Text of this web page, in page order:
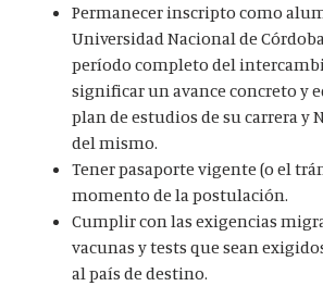
Permanecer inscripto como
Universidad Nacional de
período completo del
significar un avance concreto y
plan de estudios de su carrera y
del mismo.
Tener pasaporte vigente (o el
momento de la postulación.
Cumplir con las exigencias
vacunas y tests que sean
al país de destino.